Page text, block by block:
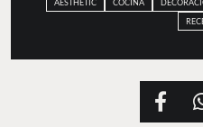
AESTHETIC COCINA